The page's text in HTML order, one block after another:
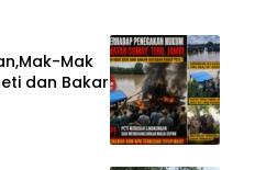
Mak
dan Bakar